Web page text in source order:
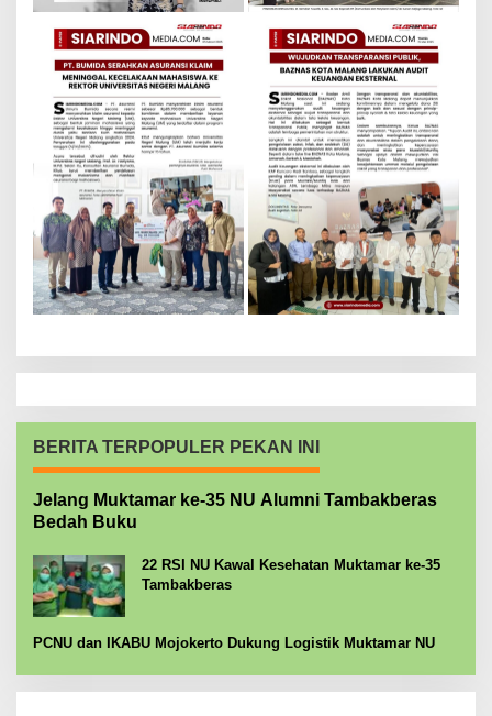
BERITA TERPOPULER PEKAN INI
Jelang Muktamar ke-35 NU Alumni Tambakberas
Bedah Buku
22 RSI NU Kawal Kesehatan Muktamar ke-35
Tambakberas
PCNU dan IKABU Mojokerto Dukung Logistik Muktamar NU